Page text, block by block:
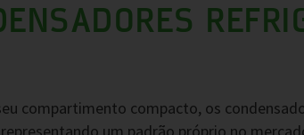
compartimento compacto, os